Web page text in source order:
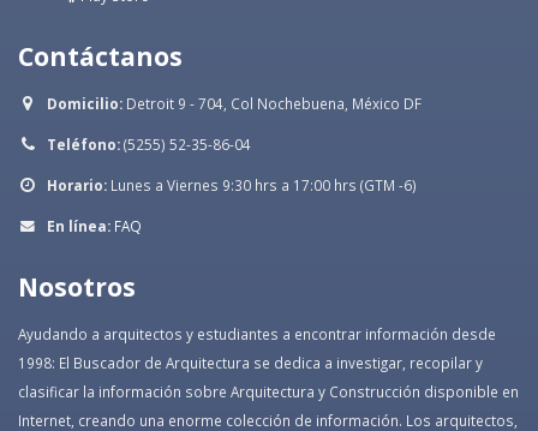
Contáctanos
Domicilio: Detroit 9 - 704, Col Nochebuena, México DF
Teléfono:(5255) 52-35-86-04
Horario: Lunes a Viernes 9:30 hrs a 17:00 hrs (GTM -6)
En línea: FAQ
Nosotros
Ayudando a arquitectos y estudiantes a encontrar información desde
1998: El Buscador de Arquitectura se dedica a investigar, recopilar y
clasificar la información sobre Arquitectura y Construcción disponible en
Internet, creando una enorme colección de información. Los arquitectos,